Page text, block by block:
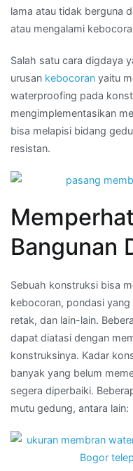
lama atau tidak berguna
atau mengalami
Salah satu cara digdaya
urusan kebocoran yaitu
waterproofing pada
mengimplementasikan
bisa melapisi bidang
resistan.
Bangunan
Sebuah konstruksi bisa
kebocoran, pondasi
retak, dan lain-lain.
dapat diatasi dengan
konstruksinya. Kadar
banyak yang belum
segera diperbaiki.
mutu gedung, antara lain: